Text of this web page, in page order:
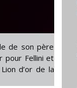
de son père
pour Fellini et
d’or de la